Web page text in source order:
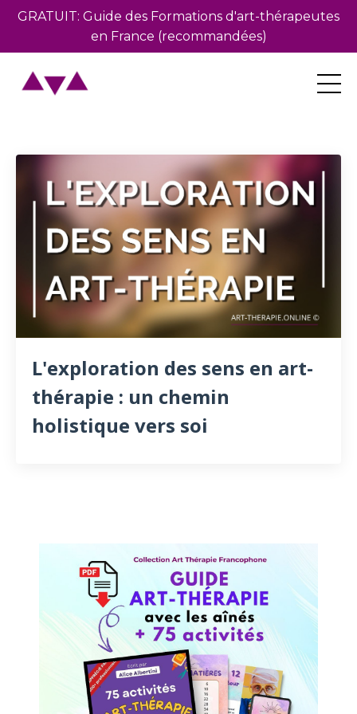
GRATUIT: Guide des Formations d'art-thérapeutes
en France (recommandées)
L'exploration des sens en art-
thérapie : un chemin
holistique vers soi